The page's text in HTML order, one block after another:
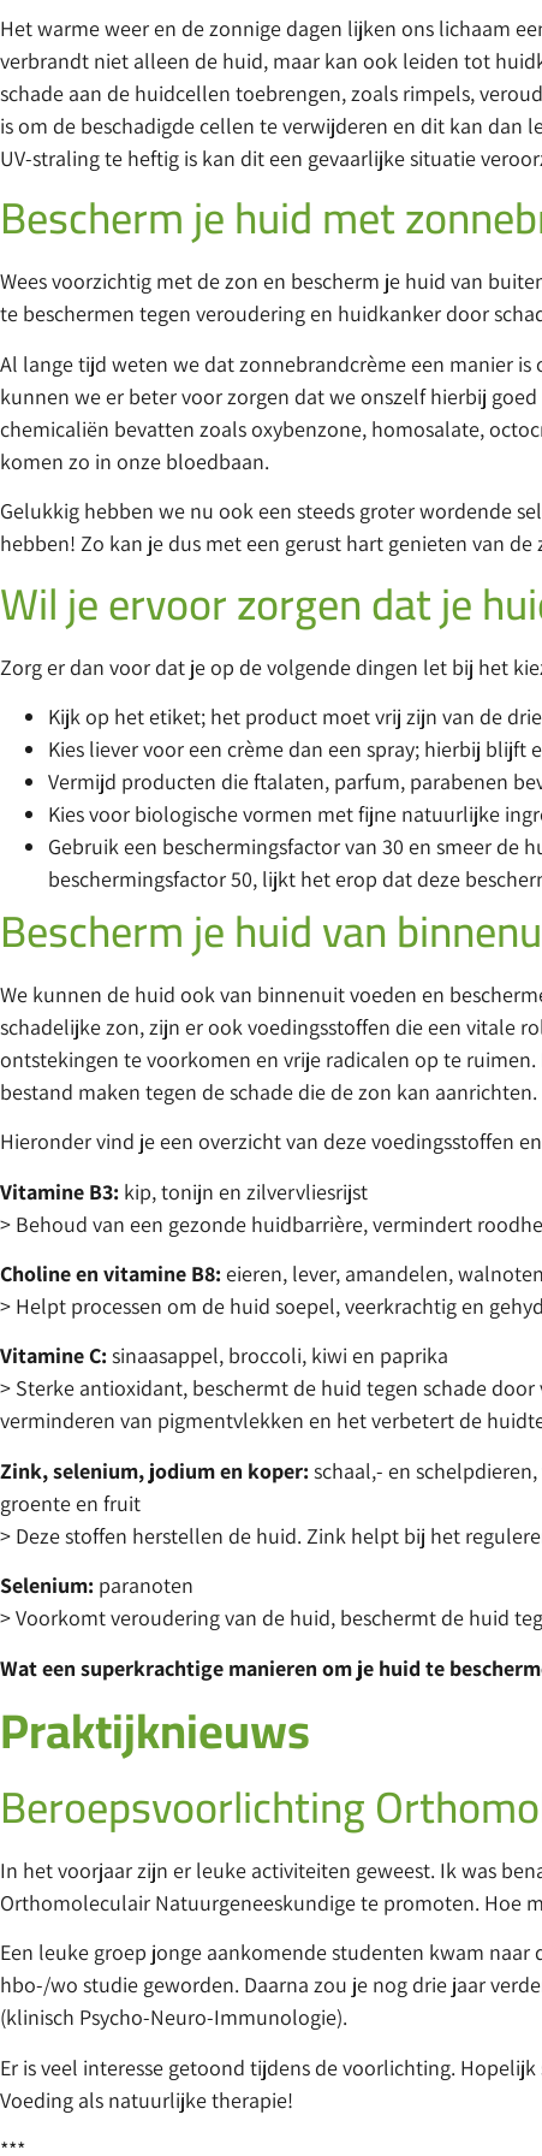
Het warme weer en de zonnige dagen lijken ons lichaam
verbrandt niet alleen de huid, maar kan ook leiden tot
schade aan de huidcellen toebrengen, zoals rimpels,
is om de beschadigde cellen te verwijderen en dit kan dan
UV-straling te heftig is kan dit een gevaarlijke situatie
Bescherm je huid met
Wees voorzichtig met de zon en bescherm je huid van
te beschermen tegen veroudering en huidkanker door
Al lange tijd weten we dat zonnebrandcrème een manier
kunnen we er beter voor zorgen dat we onszelf hierbij
chemicaliën bevatten zoals oxybenzone, homosalate,
komen zo in onze bloedbaan.
Gelukkig hebben we nu ook een steeds groter wordende
hebben! Zo kan je dus met een gerust hart genieten van de
Wil je ervoor zorgen dat je
Zorg er dan voor dat je op de volgende dingen let bij het
Kijk op het etiket; het product moet vrij zijn van de
Kies liever voor een crème dan een spray; hierbij
Vermijd producten die ftalaten, parfum, parabenen
Kies voor biologische vormen met fijne natuurlijke
Gebruik een beschermingsfactor van 30 en smeer de
beschermingsfactor 50, lijkt het erop dat deze
Bescherm je huid van
We kunnen de huid ook van binnenuit voeden en
schadelijke zon, zijn er ook voedingsstoffen die een vitale
ontstekingen te voorkomen en vrije radicalen op te
bestand maken tegen de schade die de zon kan aanrichten.
Hieronder vind je een overzicht van deze voedingsstoffen
Vitamine B3: kip, tonijn en zilvervliesrijst
> Behoud van een gezonde huidbarrière, vermindert
Choline en vitamine B8: eieren, lever, amandelen,
> Helpt processen om de huid soepel, veerkrachtig en
Vitamine C: sinaasappel, broccoli, kiwi en paprika
> Sterke antioxidant, beschermt de huid tegen schade
verminderen van pigmentvlekken en het verbetert de
Zink, selenium, jodium en koper: schaal,- en
groente en fruit
> Deze stoffen herstellen de huid. Zink helpt bij het
Selenium: paranoten
> Voorkomt veroudering van de huid, beschermt de huid
Wat een superkrachtige manieren om je huid te
Praktijknieuws
Beroepsvoorlichting
In het voorjaar zijn er leuke activiteiten geweest. Ik was
Orthomoleculair Natuurgeneeskundige te promoten. Hoe
Een leuke groep jonge aankomende studenten kwam
hbo-/wo studie geworden. Daarna zou je nog drie jaar
(klinisch Psycho-Neuro-Immunologie).
Er is veel interesse getoond tijdens de voorlichting.
Voeding als natuurlijke therapie!
***